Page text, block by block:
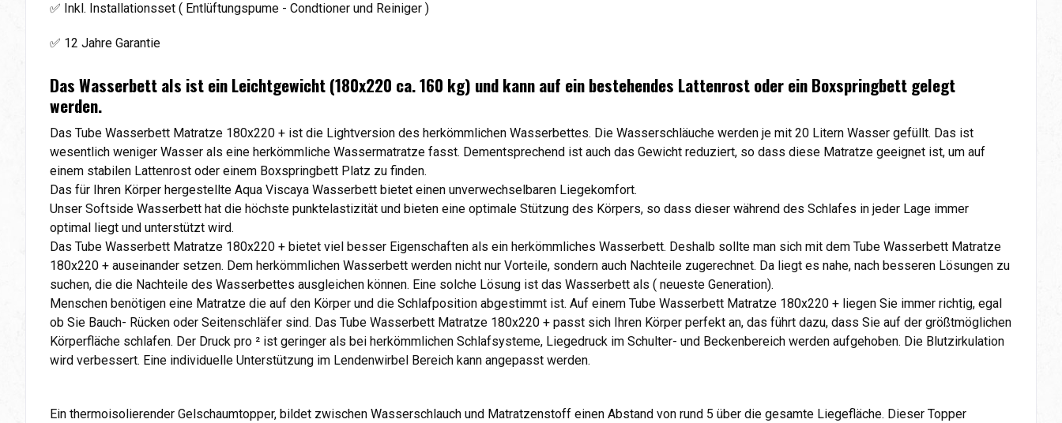
✅ Inkl. Installationsset ( Entlüftungspume - Condtioner und Reiniger )
✅ 12 Jahre Garantie
Das Wasserbett als ist ein Leichtgewicht (180x220 ca. 160 kg) und kann auf ein bestehendes Lattenrost oder ein Boxspringbett gelegt
werden.
Das Tube Wasserbett Matratze 180x220 + ist die Lightversion des herkömmlichen Wasserbettes. Die Wasserschläuche werden je mit 20 Litern Wasser gefüllt. Das ist
wesentlich weniger Wasser als eine herkömmliche Wassermatratze fasst. Dementsprechend ist auch das Gewicht reduziert, so dass diese Matratze geeignet ist, um auf
einem stabilen Lattenrost oder einem Boxspringbett Platz zu finden.
Das für Ihren Körper hergestellte Aqua Viscaya Wasserbett bietet einen unverwechselbaren Liegekomfort.
Unser Softside Wasserbett hat die höchste punktelastizität und bieten eine optimale Stützung des Körpers, so dass dieser während des Schlafes in jeder Lage immer
optimal liegt und unterstützt wird.
Das Tube Wasserbett Matratze 180x220 + bietet viel besser Eigenschaften als ein herkömmliches Wasserbett. Deshalb sollte man sich mit dem Tube Wasserbett Matratze
180x220 + auseinander setzen. Dem herkömmlichen Wasserbett werden nicht nur Vorteile, sondern auch Nachteile zugerechnet. Da liegt es nahe, nach besseren Lösungen zu
suchen, die die Nachteile des Wasserbettes ausgleichen können. Eine solche Lösung ist das Wasserbett als ( neueste Generation).
Menschen benötigen eine Matratze die auf den Körper und die Schlafposition abgestimmt ist. Auf einem Tube Wasserbett Matratze 180x220 + liegen Sie immer richtig, egal
ob Sie Bauch- Rücken oder Seitenschläfer sind. Das Tube Wasserbett Matratze 180x220 + passt sich Ihren Körper perfekt an, das führt dazu, dass Sie auf der größtmöglichen
Körperfläche schlafen. Der Druck pro ² ist geringer als bei herkömmlichen Schlafsysteme, Liegedruck im Schulter- und Beckenbereich werden aufgehoben. Die Blutzirkulation
wird verbessert. Eine individuelle Unterstützung im Lendenwirbel Bereich kann angepasst werden.
Ein thermoisolierender Gelschaumtopper, bildet zwischen Wasserschlauch und Matratzenstoff einen Abstand von rund 5 über die gesamte Liegefläche. Dieser Topper